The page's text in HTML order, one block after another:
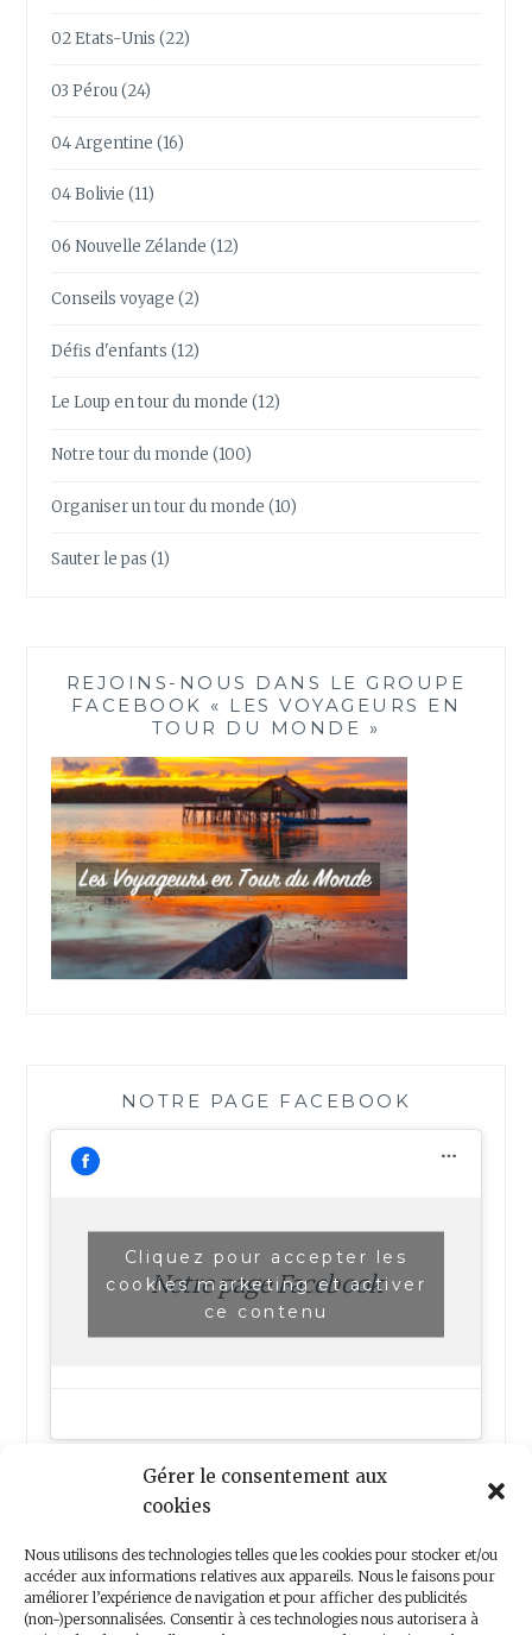
Gérer le consentement aux
cookies
Nous utilisons des technologies telles que les cookies pour stocker et/ou
accéder aux informations relatives aux appareils. Nous le faisons pour
améliorer l’expérience de navigation et pour afficher des publicités
(non-)personnalisées. Consentir à ces technologies nous autorisera à
02 Etats-Unis (22)
03 Pérou(24)
04 Argentine (16)
04 Bolivie (11)
06 Nouvelle Zélande (12)
Conseils voyage (2)
Défis d'enfants (12)
Le Loup en tour du monde (12)
Notre tour du monde (100)
Organiser un tour du monde (10)
Sauter le pas (1)
REJOINS-NOUS DANS LE GROUPE
FACEBOOK « LES VOYAGEURS EN
TOUR DU MONDE »
NOTRE PAGE FACEBOOK
Notre page Facebook
Cliquez pour accepter les
cookies marketing et activer
ce contenu
Nous contacter